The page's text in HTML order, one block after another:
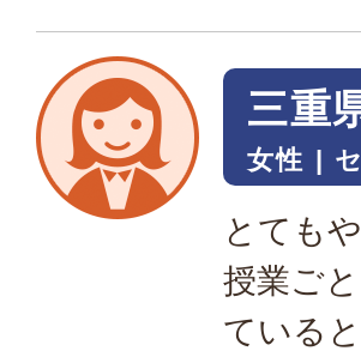
三重
女性
とても
授業ご
ている